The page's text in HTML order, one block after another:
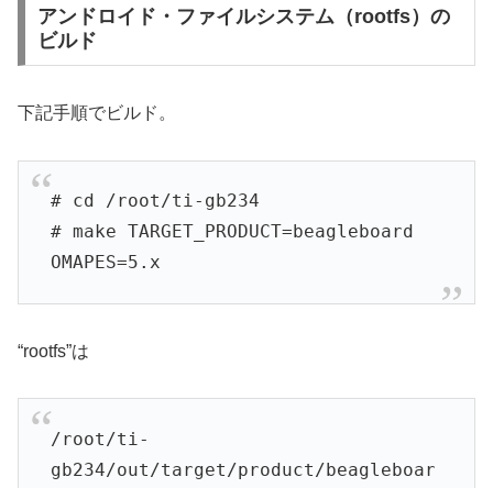
アンドロイド・ファイルシステム（rootfs）の
ビルド
下記手順でビルド。
# cd /root/ti-gb234
# make TARGET_PRODUCT=beagleboard
OMAPES=5.x
“rootfs”は
/root/ti-
gb234/out/target/product/beagleboar